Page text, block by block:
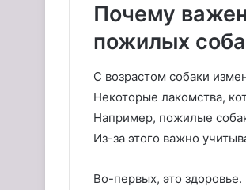
Почему
пожилых
С возрастом собаки
Некоторые лакомства,
Например, пожилые
Из-за этого важно
Во-первых, это